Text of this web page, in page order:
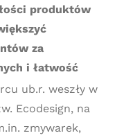
produktów
za
i łatwość
ub.r. weszły w
Ecodesign, na
zmywarek,